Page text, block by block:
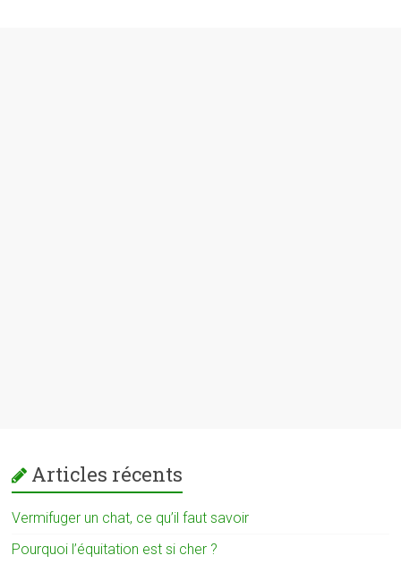
Articles récents
Vermifuger un chat, ce qu’il faut savoir
Pourquoi l’équitation est si cher ?